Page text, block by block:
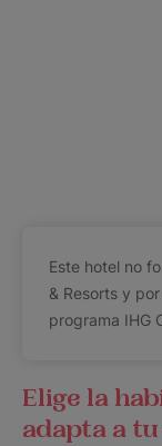
Este hotel no
& Resorts y
programa IHG
Elige la
adapta a